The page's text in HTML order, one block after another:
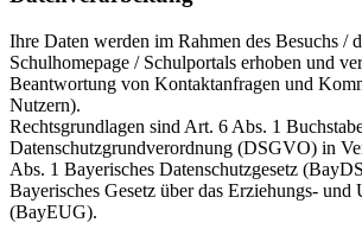
Ihre Daten werden im Rahmen des Besuchs /
Schulhomepage / Schulportals erhoben und
Beantwortung von Kontaktanfragen und
Nutzern).
Rechtsgrundlagen sind Art. 6 Abs. 1
Datenschutzgrundverordnung (DSGVO) in
Abs. 1 Bayerisches Datenschutzgesetz
Bayerisches Gesetz über das Erziehungs- und
(BayEUG).